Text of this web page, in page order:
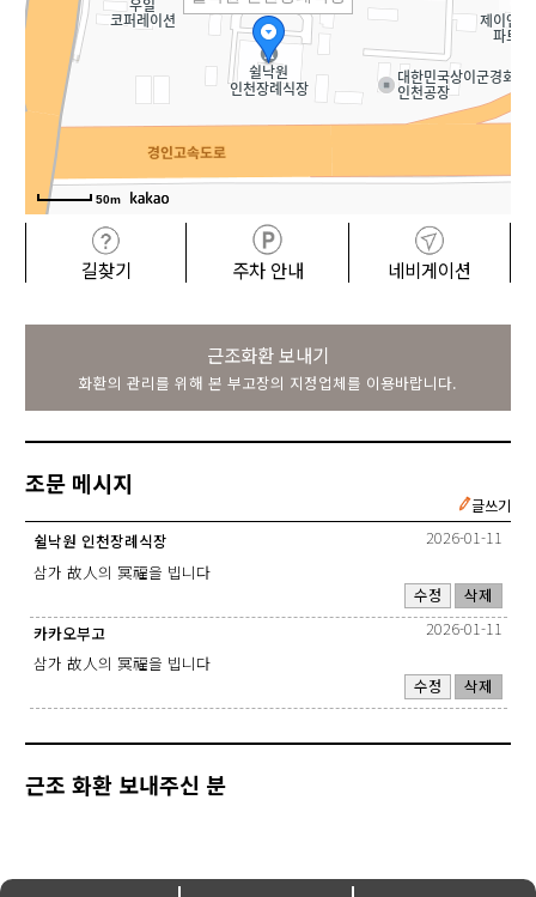
50m
길찾기 주차 안내 네비게이션
근조화환 보내기
화환의 관리를 위해 본 부고장의 지정업체를 이용바랍니다.
조문 메시지
글쓰기
쉴낙원 인천장례식장
2026-01-11
삼가 故人의 冥福을 빕니다
수정
삭제
카카오부고
2026-01-11
삼가 故人의 冥福을 빕니다
수정
삭제
근조 화환 보내주신 분